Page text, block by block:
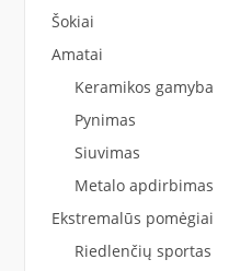
Šokiai
Amatai
Keramikos gamyba
Pynimas
Siuvimas
Metalo apdirbimas
Ekstremalūs pomėgiai
Riedlenčių sportas